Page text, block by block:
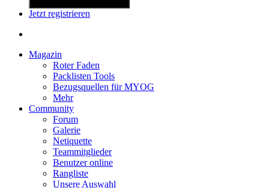
Jetzt registrieren
Magazin
Roter Faden
Packlisten Tools
Bezugsquellen für MYOG
Mehr
Community
Forum
Galerie
Netiquette
Teammitglieder
Benutzer online
Rangliste
Unsere Auswahl